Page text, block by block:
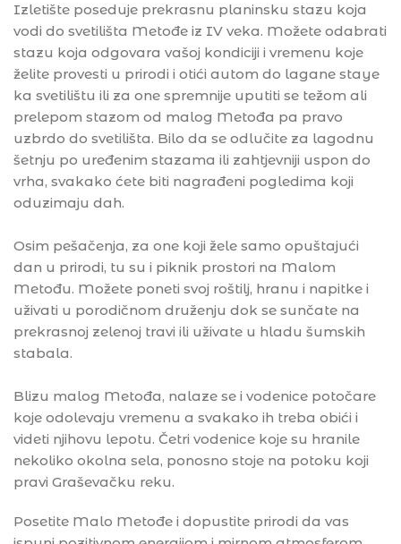
Izletište poseduje prekrasnu planinsku stazu koja
vodi do svetilišta Metođe iz IV veka. Možete odabrati
stazu koja odgovara vašoj kondiciji i vremenu koje
želite provesti u prirodi i otići autom do lagane staye
ka svetilištu ili za one spremnije uputiti se težom ali
prelepom stazom od malog Metođa pa pravo
uzbrdo do svetilišta. Bilo da se odlučite za lagodnu
šetnju po uređenim stazama ili zahtjevniji uspon do
vrha, svakako ćete biti nagrađeni pogledima koji
oduzimaju dah.
Osim pešačenja, za one koji žele samo opuštajući
dan u prirodi, tu su i piknik prostori na Malom
Metođu. Možete poneti svoj roštilj, hranu i napitke i
uživati u porodičnom druženju dok se sunčate na
prekrasnoj zelenoj travi ili uživate u hladu šumskih
stabala.
Blizu malog Metođa, nalaze se i vodenice potočare
koje odolevaju vremenu a svakako ih treba obići i
videti njihovu lepotu. Četri vodenice koje su hranile
nekoliko okolna sela, ponosno stoje na potoku koji
pravi Graševačku reku.
Posetite Malo Metođe i dopustite prirodi da vas